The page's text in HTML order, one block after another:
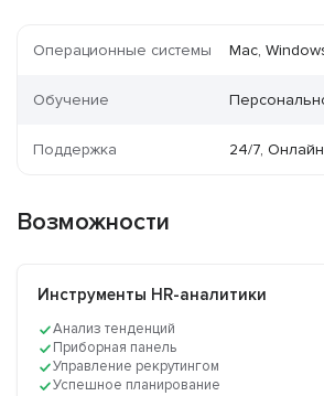
Операционные системы Mac,
Обучение
Поддержка 24/7, Онлайн
Возможности
Инструменты HR-аналитики
Анализ тенденций
Приборная панель
Управление рекрутингом
Успешное планирование